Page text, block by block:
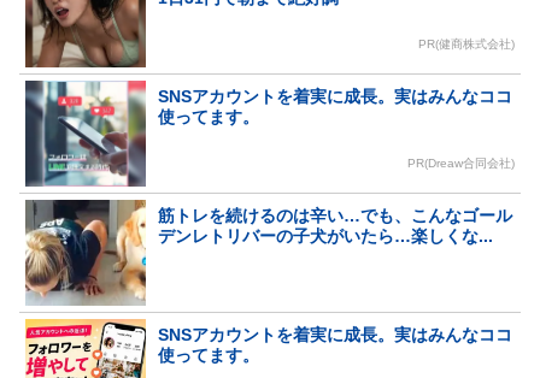
PR(健商株式会社)
SNSアカウントを着実に成長。実はみんなココ
使ってます。
PR(Dreaw合同会社)
筋トレを続けるのは辛い…でも、こんなゴール
デンレトリバーの子犬がいたら…楽しくな...
SNSアカウントを着実に成長。実はみんなココ
使ってます。